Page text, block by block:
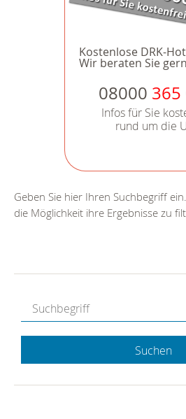
Kostenlose DRK-
Wir beraten Sie
08000 365
Infos für Sie
rund um die
Geben Sie hier Ihren Suchbegriff
die Möglichkeit ihre Ergebnisse zu
Suchen